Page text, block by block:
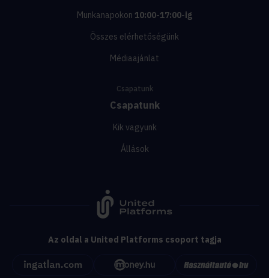
Munkanapokon 10:00-17:00-ig
Összes elérhetőségünk
Médiaajánlat
Csapatunk
Csapatunk
Kik vagyunk
Állások
Az oldal a United Platforms csoport tagja